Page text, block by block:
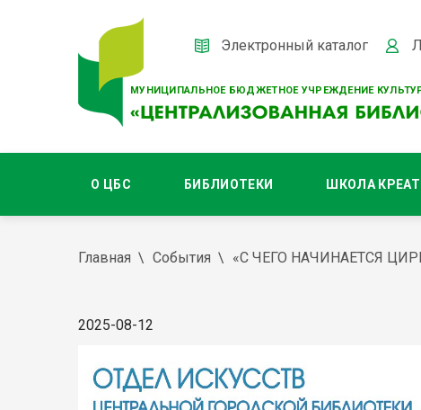
МУНИЦИПАЛЬНОЕ БЮДЖЕТНОЕ УЧРЕЖДЕНИЕ
Электронный каталог
О ЦБС БИБЛИОТЕКИ ШКОЛА
Главная События «С ЧЕГО НАЧИНАЕТСЯ
2025-08-12